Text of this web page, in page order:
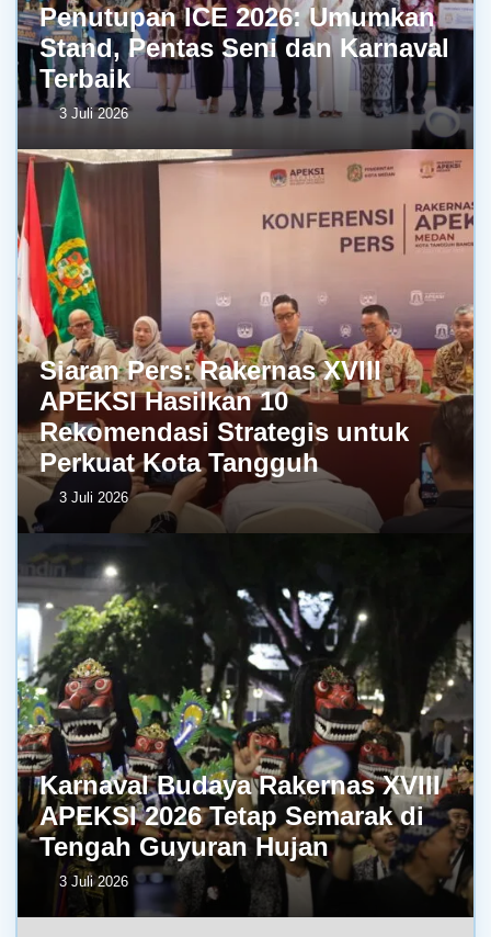
Penutupan ICE 2026: Umumkan
Stand, Pentas Seni dan Karnaval
Terbaik
3 Juli 2026
Siaran Pers: Rakernas XVIII
APEKSI Hasilkan 10
Rekomendasi Strategis untuk
Perkuat Kota Tangguh
3 Juli 2026
Karnaval Budaya Rakernas XVIII
APEKSI 2026 Tetap Semarak di
Tengah Guyuran Hujan
3 Juli 2026